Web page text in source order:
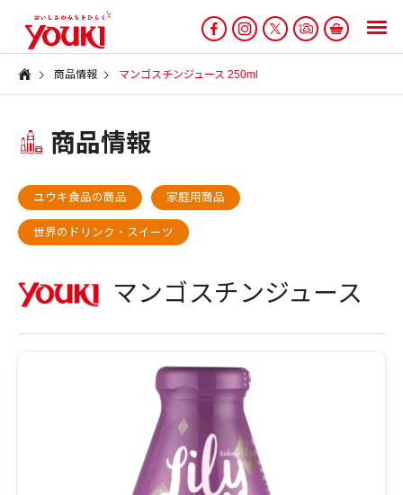
商品情報 マンゴスチンジュース 250ml
商品情報
ユウキ食品の商品 家庭用商品
世界のドリンク・スイーツ
マンゴスチンジュース